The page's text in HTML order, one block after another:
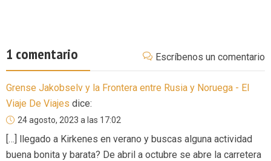
1 comentario Escríbenos un comentario
Grense Jakobselv y la Frontera entre Rusia y Noruega - El
Viaje De Viajes dice:
24 agosto, 2023 a las 17:02
[…] llegado a Kirkenes en verano y buscas alguna actividad
buena bonita y barata? De abril a octubre se abre la carretera